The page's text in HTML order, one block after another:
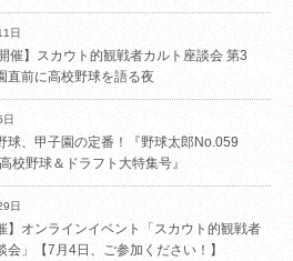
日
催】スカウト的観戦者カルト座談会 第3
直前に高校野球を語る夜
球、甲子園の定番！『野球太郎No.059
校野球＆ドラフト大特集号』
日
】オンラインイベント「スカウト的観戦者
会」【7月4日、ご参加ください！】